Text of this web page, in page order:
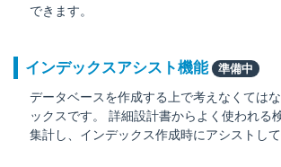
できます。
インデックスアシスト機能 準備中
データベースを作成する上で考えなくては
ックスです。 詳細設計書からよく使われる
集計し、インデックス作成時にアシストして